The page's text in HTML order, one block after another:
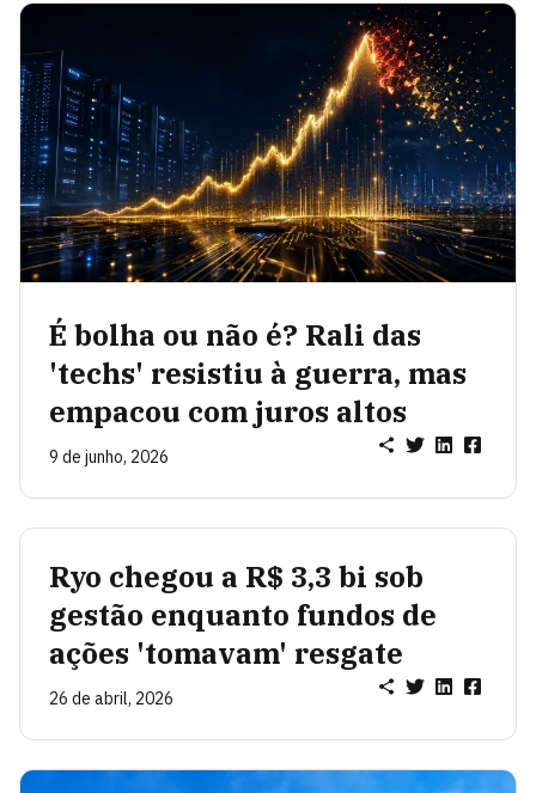
É bolha ou não é? Rali das
'techs' resistiu à guerra, mas
empacou com juros altos
9 de junho, 2026
Ryo chegou a R$ 3,3 bi sob
gestão enquanto fundos de
ações 'tomavam' resgate
26 de abril, 2026